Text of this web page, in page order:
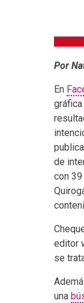
Por
En
de
con 39
editor
se
una